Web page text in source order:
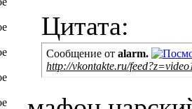
Цитата:
Сообщение от alarm.
http://vkontakte.ru/